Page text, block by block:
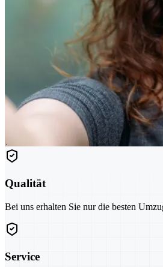
Qualität
Bei uns erhalten Sie nur die besten
Service